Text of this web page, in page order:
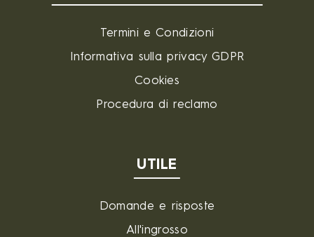
Termini e Condizioni
Informativa sulla privacy GDPR
Cookies
Procedura di reclamo
UTILE
Domande e risposte
All'ingrosso